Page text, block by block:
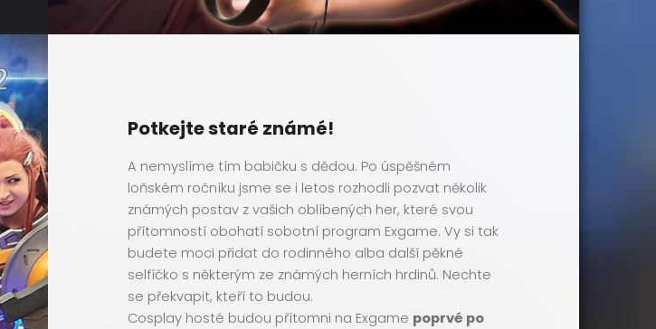
Potkejte staré známé!
A nemyslíme tím babičku s dědou. Po úspěšném
loňském ročníku jsme se i letos rozhodli pozvat několik
známých postav z vašich oblíbených her, které svou
přítomností obohatí sobotní program Exgame. Vy si tak
budete moci přidat do rodinného alba další pěkné
selfíčko s některým ze známých herních hrdinů. Nechte
se překvapit, kteří to budou.
Cosplay hosté budou přítomni na Exgame poprvé po